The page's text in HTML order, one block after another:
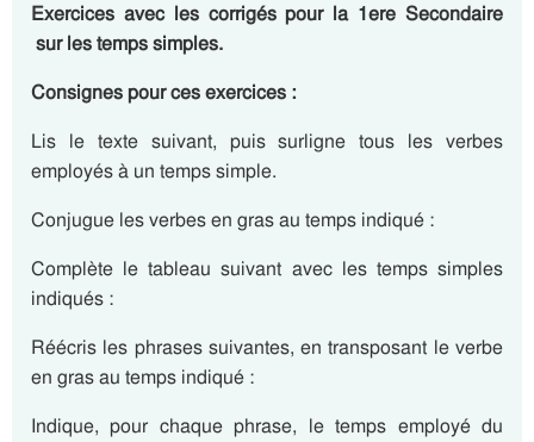
Exercices avec les corrigés pour la 1ere Secondaire
sur les temps simples.
Consignes pour ces exercices :
Lis le texte suivant, puis surligne tous les verbes
employés à un temps simple.
Conjugue les verbes en gras au temps indiqué :
Complète le tableau suivant avec les temps simples
indiqués :
Réécris les phrases suivantes, en transposant le verbe
en gras au temps indiqué :
Indique, pour chaque phrase, le temps employé du